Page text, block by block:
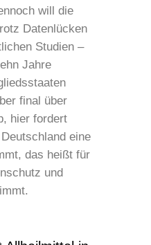
will die
Datenlücken
Studien –
Jahre
final über
hier fordert
eine
das heißt für
und